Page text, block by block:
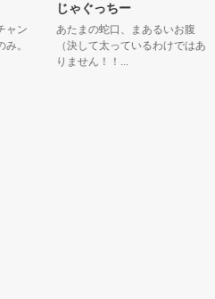
じゃぐっちー
あたまの蛇口、まあるいお腹
（決して太っているわけではあ
りません！！...